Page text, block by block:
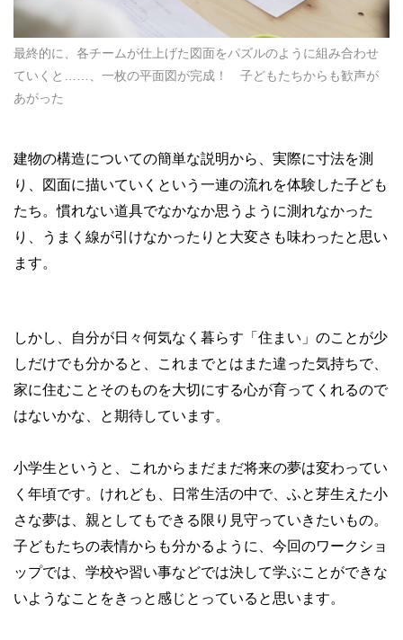
最終的に、各チームが仕上げた図面をパズルのように組み合わせ
ていくと……、一枚の平面図が完成！ 子どもたちからも歓声が
あがった
建物の構造についての簡単な説明から、実際に寸法を測
り、図面に描いていくという一連の流れを体験した子ども
たち。慣れない道具でなかなか思うように測れなかった
り、うまく線が引けなかったりと大変さも味わったと思い
ます。
しかし、自分が日々何気なく暮らす「住まい」のことが少
しだけでも分かると、これまでとはまた違った気持ちで、
家に住むことそのものを大切にする心が育ってくれるので
はないかな、と期待しています。
小学生というと、これからまだまだ将来の夢は変わってい
く年頃です。けれども、日常生活の中で、ふと芽生えた小
さな夢は、親としてもできる限り見守っていきたいもの。
子どもたちの表情からも分かるように、今回のワークショ
ップでは、学校や習い事などでは決して学ぶことができな
いようなことをきっと感じとっていると思います。